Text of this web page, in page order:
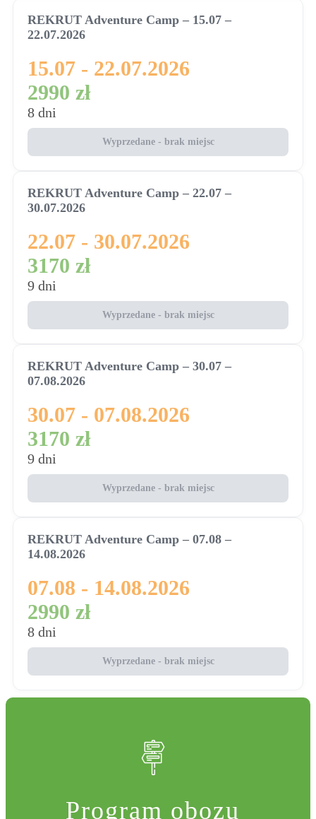
REKRUT Adventure Camp – 15.07 –
22.07.2026
15.07 - 22.07.2026
2990 zł
8 dni
Wyprzedane - brak miejsc
REKRUT Adventure Camp – 22.07 –
30.07.2026
22.07 - 30.07.2026
3170 zł
9 dni
Wyprzedane - brak miejsc
REKRUT Adventure Camp – 30.07 –
07.08.2026
30.07 - 07.08.2026
3170 zł
9 dni
Wyprzedane - brak miejsc
REKRUT Adventure Camp – 07.08 –
14.08.2026
07.08 - 14.08.2026
2990 zł
8 dni
Wyprzedane - brak miejsc
Program obozu